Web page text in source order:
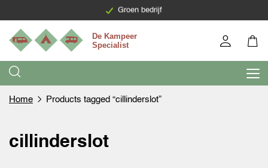
Groen bedrijf
Levering binnen 7 werkdagen
Home Products tagged “cillinderslot”
cillinderslot